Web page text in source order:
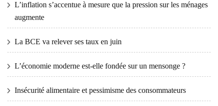
L’inflation s’accentue à mesure que la pression sur les ménages
augmente
La BCE va relever ses taux en juin
L’économie moderne est-elle fondée sur un mensonge ?
Insécurité alimentaire et pessimisme des consommateurs